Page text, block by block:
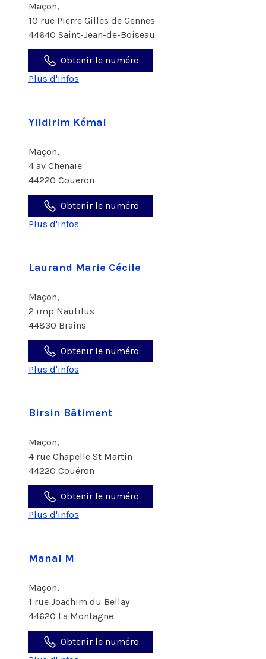
Maçon,
10 rue Pierre Gilles de Gennes
44640 Saint-Jean-de-Boiseau
Obtenir le numéro
Plus d'infos
Yildirim Kémal
Maçon,
4 av Chenaie
44220 Couëron
Obtenir le numéro
Plus d'infos
Laurand Marie Cécile
Maçon,
2 imp Nautilus
44830 Brains
Obtenir le numéro
Plus d'infos
Birsin Bâtiment
Maçon,
4 rue Chapelle St Martin
44220 Couëron
Obtenir le numéro
Plus d'infos
Manai M
Maçon,
1 rue Joachim du Bellay
44620 La Montagne
Obtenir le numéro